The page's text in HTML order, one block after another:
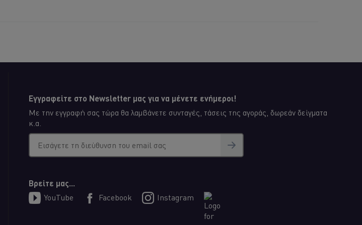
Εγγραφείτε στο Newsletter μας για να μένετε ενήμεροι!
Με την εγγραφή σας τώρα θα λαμβάνετε συνταγές, τάσεις της αγοράς, δωρεάν δείγματα
κ.α.
Εισάγετε τη διεύθυνση του email σας
Βρείτε μας...
YouTube
Facebook Instagram